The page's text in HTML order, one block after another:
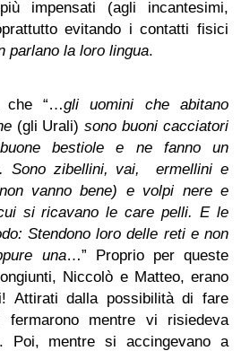
impensati (agli incantesimi,
evitando i contatti fisici
parlano la loro lingua.
che “…gli uomini che abitano
(gli Urali)sono buoni cacciatori
bestiole e ne fanno un
Sono zibellini, vai, ermellini e
vanno bene) e volpi nere e
si ricavano le care pelli. E le
Stendono loro delle reti e non
una…” Proprio per queste
Niccolò e Matteo, erano
Attirati dalla possibilità di fare
mentre vi risiedeva
Poi, mentre si accingevano a